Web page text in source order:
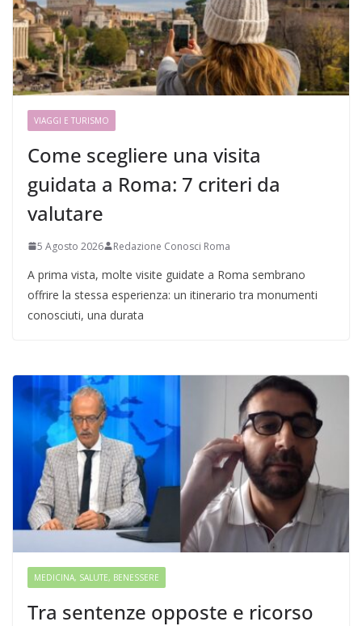
VIAGGI E TURISMO
Come scegliere una visita
guidata a Roma: 7 criteri da
valutare
5 Agosto 2026 Redazione Conosci Roma
A prima vista, molte visite guidate a Roma sembrano
offrire la stessa esperienza: un itinerario tra monumenti
conosciuti, una durata
MEDICINA, SALUTE, BENESSERE
Tra sentenze opposte e ricorso